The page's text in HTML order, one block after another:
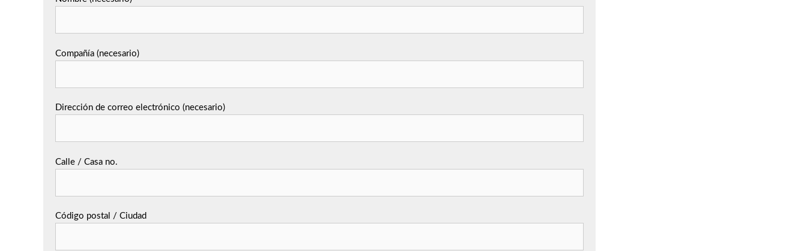
Compañía (necesario)
Dirección de correo electrónico (necesario)
Calle / Casa no.
Código postal / Ciudad